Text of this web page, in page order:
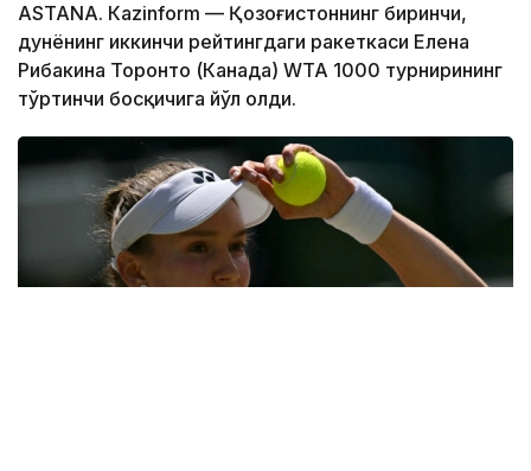
ASTANА. Кazinform — Қозоғистоннинг биринчи,
дунёнинг иккинчи рейтингдаги ракеткаси Елена
Рибакина Торонто (Канада) WТА 1000 турнирининг
тўртинчи босқичига йўл олди.